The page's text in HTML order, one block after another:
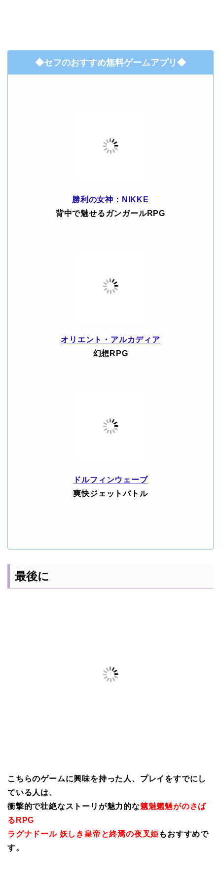
◆セフのおすすめ無料ゲームアプリ◆
勝利の女神：NIKKE
背中で魅せるガンガールRPG
オリエント・アルカディア
幻想RPG
ドルフィンウェーブ
爽快ジェットバトル
最後に
こちらのゲームに興味を持った人、プレイをすでにし
ている人は、
衝撃的で壮絶なストーリが魅力的な魑魅魍魎がのさば
るRPG
ラグナドール 妖しき皇帝と終焉の夜叉姫 もおすすめで
す。